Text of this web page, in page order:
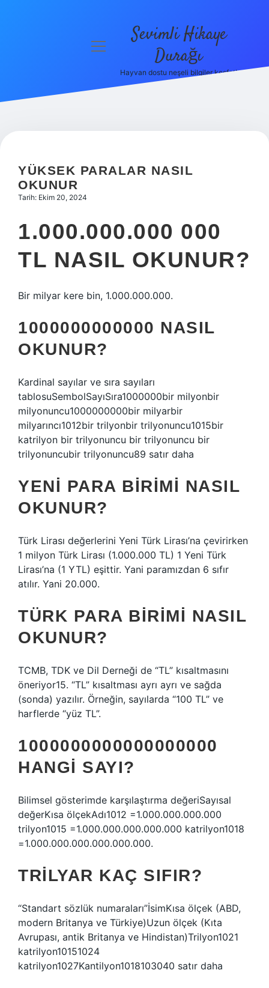
Hakkımızda
menüyü
Sevimli Hikaye
Durağı
Hayvan dostu neşeli bilgiler keşfet!
YÜKSEK PARALAR NASIL
OKUNUR
Tarih: Ekim 20, 2024
1.000.000.000 000
TL NASIL OKUNUR?
Bir milyar kere bin, 1.000.000.000.
1000000000000 NASIL
OKUNUR?
Kardinal sayılar ve sıra sayıları
tablosuSembolSayıSıra1000000bir milyonbir
milyonuncu1000000000bir milyarbir
milyarıncı1012bir trilyonbir trilyonuncu1015bir
katrilyon bir trilyonuncu bir trilyonuncu bir
trilyonuncubir trilyonuncu89 satır daha
YENI PARA BIRIMI NASIL
OKUNUR?
Türk Lirası değerlerini Yeni Türk Lirası’na çevirirken
1 milyon Türk Lirası (1.000.000 TL) 1 Yeni Türk
Lirası’na (1 YTL) eşittir. Yani paramızdan 6 sıfır
atılır. Yani 20.000.
TÜRK PARA BIRIMI NASIL
OKUNUR?
TCMB, TDK ve Dil Derneği de “TL” kısaltmasını
öneriyor15. “TL” kısaltması ayrı ayrı ve sağda
(sonda) yazılır. Örneğin, sayılarda “100 TL” ve
harflerde “yüz TL”.
1000000000000000000
HANGI SAYI?
Bilimsel gösterimde karşılaştırma değeriSayısal
değerKısa ölçekAdı1012 =1.000.000.000.000
trilyon1015 =1.000.000.000.000.000 katrilyon1018
=1.000.000.000.000.000.000.
TRILYAR KAÇ SIFIR?
“Standart sözlük numaraları”İsimKısa ölçek (ABD,
modern Britanya ve Türkiye)Uzun ölçek (Kıta
Avrupası, antik Britanya ve Hindistan)Trilyon1021
katrilyon10151024
katrilyon1027Kantilyon1018103040 satır daha